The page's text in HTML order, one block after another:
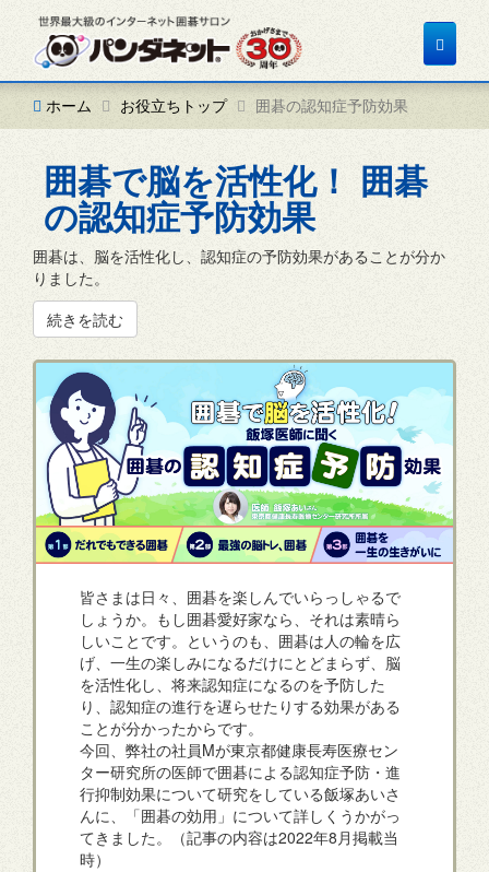
Toggle
ホーム
お役立ちトップ 囲碁の認知症予防効果
囲碁で脳を活性化！ 囲碁
の認知症予防効果
囲碁は、脳を活性化し、認知症の予防効果があることが分か
りました。
続きを読む
皆さまは日々、囲碁を楽しんでいらっしゃるで
しょうか。もし囲碁愛好家なら、それは素晴ら
しいことです。というのも、囲碁は人の輪を広
げ、一生の楽しみになるだけにとどまらず、脳
を活性化し、将来認知症になるのを予防した
り、認知症の進行を遅らせたりする効果がある
ことが分かったからです。
今回、弊社の社員Mが東京都健康長寿医療セン
ター研究所の医師で囲碁による認知症予防・進
行抑制効果について研究をしている飯塚あいさ
んに、「囲碁の効用」について詳しくうかがっ
てきました。（記事の内容は2022年8月掲載当
時）